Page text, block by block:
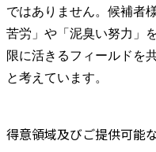
ではありません。候補者
苦労」や「泥臭い努力」
限に活きるフィールドを
と考えています。
得意領域及びご提供可能